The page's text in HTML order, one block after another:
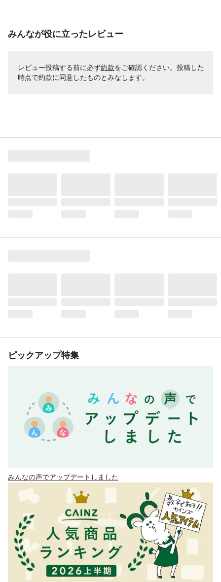
みんなが役に立ったレビュー
レビュー投稿する前に必ず約款をご確認ください。投稿した
時点で約款に同意したものとみなします。
ピックアップ特集
みんなの声でアップデートしました